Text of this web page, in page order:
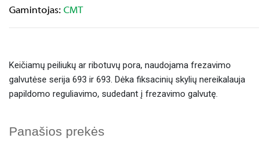
Gamintojas: CMT
Keičiamų peiliukų ar ribotuvų pora, naudojama frezavimo
galvutėse serija 693 ir 693. Dėka fiksacinių skylių nereikalauja
papildomo reguliavimo, sudedant į frezavimo galvutę.
Panašios prekės